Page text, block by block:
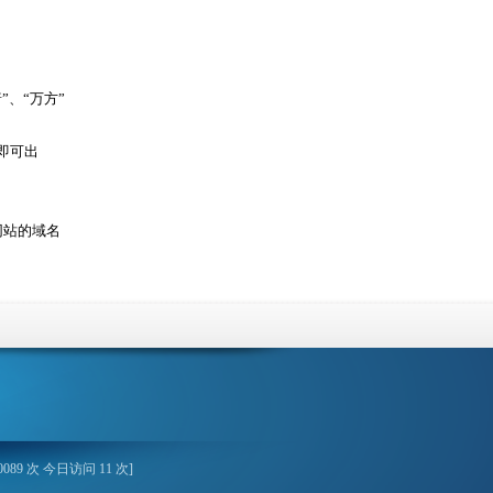
、“万方”
可出
的域名
次 今日访问 11 次]